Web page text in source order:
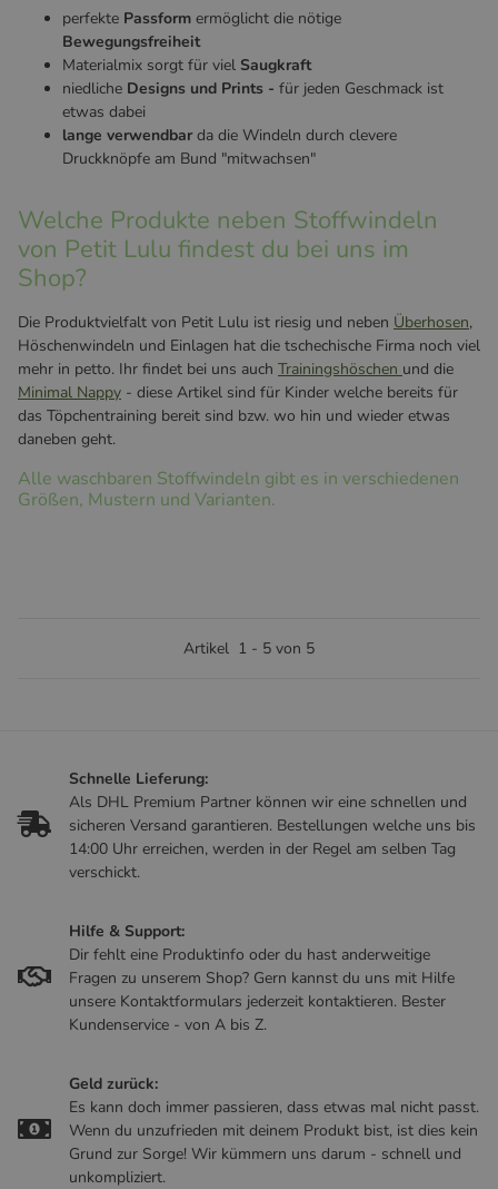
perfekte Passform ermöglicht die nötige
Bewegungsfreiheit
Materialmix sorgt für viel Saugkraft
niedliche Designs und Prints - für jeden Geschmack ist
etwas dabei
lange verwendbarda die Windeln durch clevere
Druckknöpfe am Bund "mitwachsen"
Welche Produkte neben Stoffwindeln
von Petit Lulu findest du bei uns im
Shop?
Die Produktvielfalt von Petit Lulu ist riesig und neben Überhosen,
Höschenwindeln und Einlagen hat die tschechische Firma noch viel
mehr in petto. Ihr findet bei uns auch Trainingshöschen und die
Minimal Nappy - diese Artikel sind für Kinder welche bereits für
das Töpchentraining bereit sind bzw. wo hin und wieder etwas
daneben geht.
Alle waschbaren Stoffwindeln gibt es in verschiedenen
Größen, Mustern und Varianten.
Artikel 1 - 5 von 5
Schnelle Lieferung:
Als DHL Premium Partner können wir eine schnellen und
sicheren Versand garantieren. Bestellungen welche uns bis
14:00 Uhr erreichen, werden in der Regel am selben Tag
verschickt.
Hilfe & Support:
Dir fehlt eine Produktinfo oder du hast anderweitige
Fragen zu unserem Shop? Gern kannst du uns mit Hilfe
unsere Kontaktformulars jederzeit kontaktieren. Bester
Kundenservice - von A bis Z.
Geld zurück:
Es kann doch immer passieren, dass etwas mal nicht passt.
Wenn du unzufrieden mit deinem Produkt bist, ist dies kein
Grund zur Sorge! Wir kümmern uns darum - schnell und
unkompliziert.